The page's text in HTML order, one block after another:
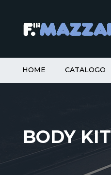
HOME CATALOGO
BODY KIT